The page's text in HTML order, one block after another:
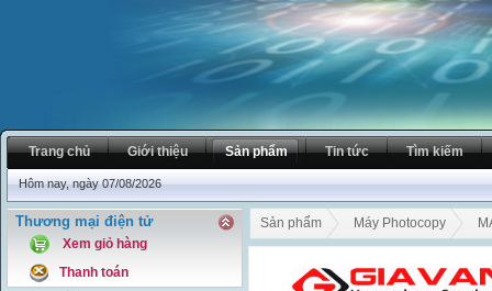
Trang chủ Giới thiệu Sản phẩm Tin tức Tìm kiếm
Hôm nay, ngày 07/08/2026
Thương mại điện tử
Xem giỏ hàng
Thanh toán
Sản phẩm Máy Photocopy